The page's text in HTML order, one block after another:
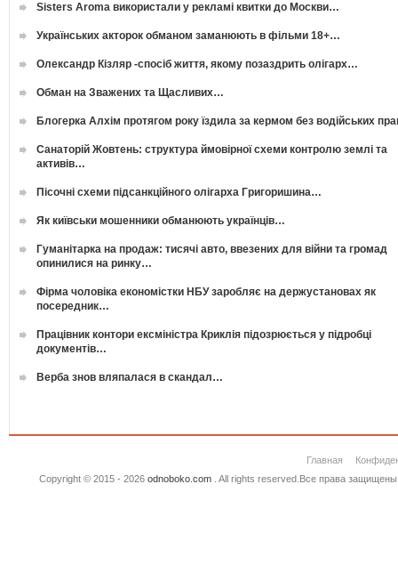
Sisters Aroma використали у рекламі квитки до Москви…
Українських акторок обманом заманюють в фільми 18+…
Олександр Кізляр -спосіб життя, якому позаздрить олігарх…
Обман на Зважених та Щасливих…
Блогерка Алхім протягом року їздила за кермом без водійських
Санаторій Жовтень: структура ймовірної схеми контролю землі та
активів…
Пісочні схеми підсанкційного олігарха Григоришина…
Як київськи мошенники обманюють українців…
Гуманітарка на продаж: тисячі авто, ввезених для війни та громад
опинилися на ринку…
Фірма чоловіка економістки НБУ заробляє на держустановах як
посередник…
Працівник контори ексміністра Криклія підозрюється у підробці
документів…
Верба знов вляпалася в скандал…
Главная
Copyright © 2015 - 2026 odnoboko.com. All rights reserved.Все права защищены.